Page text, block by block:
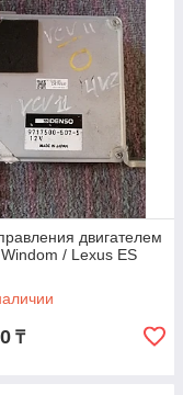
двигателем
/ Lexus ES
₸